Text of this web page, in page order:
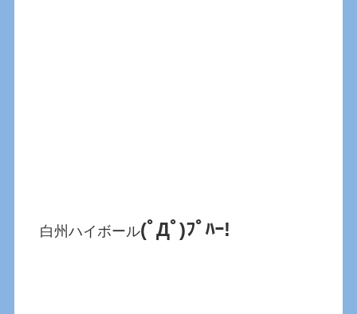
白州ハイボール(ﾟДﾟ)ﾌﾟﾊｰ!